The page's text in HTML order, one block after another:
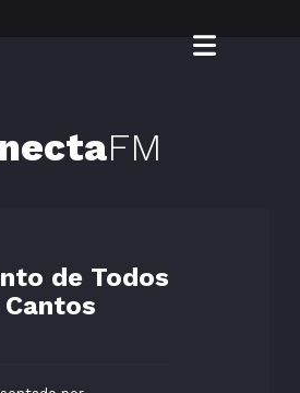
FM
de Todos